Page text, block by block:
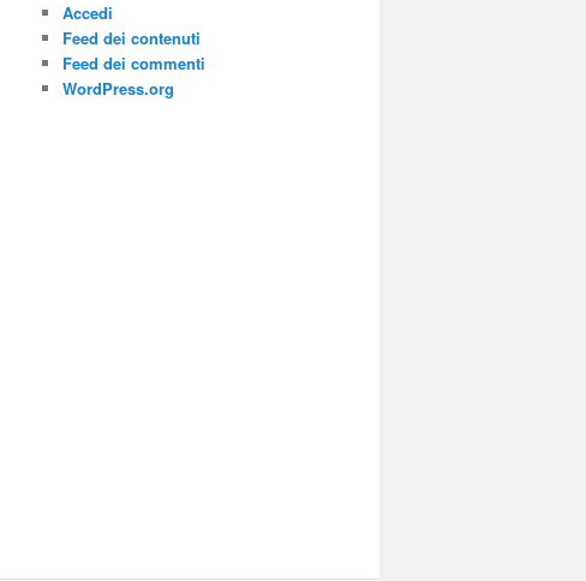
Accedi
Feed dei contenuti
Feed dei commenti
WordPress.org